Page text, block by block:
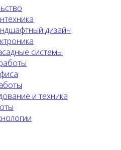
дизайн
системы
и техника